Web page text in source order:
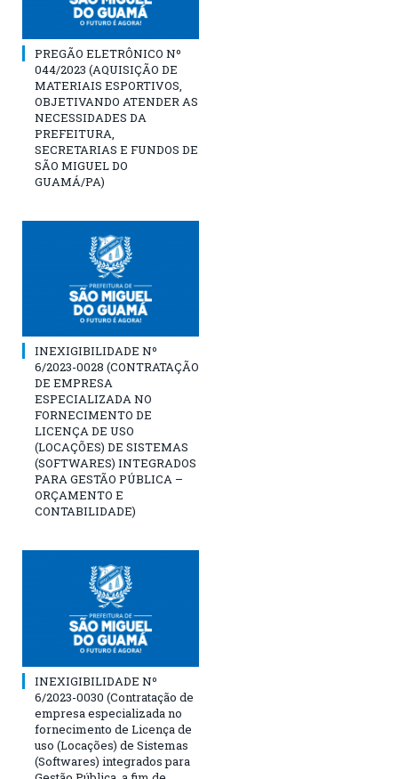
PREGÃO ELETRÔNICO Nº
044/2023 (AQUISIÇÃO DE
MATERIAIS ESPORTIVOS,
OBJETIVANDO ATENDER AS
NECESSIDADES DA
PREFEITURA,
SECRETARIAS E FUNDOS DE
SÃO MIGUEL DO
GUAMÁ/PA)
INEXIGIBILIDADE Nº
6/2023-0028 (CONTRATAÇÃO
DE EMPRESA
ESPECIALIZADA NO
FORNECIMENTO DE
LICENÇA DE USO
(LOCAÇÕES) DE SISTEMAS
(SOFTWARES) INTEGRADOS
PARA GESTÃO PÚBLICA –
ORÇAMENTO E
CONTABILIDADE)
INEXIGIBILIDADE Nº
6/2023-0030 (Contratação de
empresa especializada no
fornecimento de Licença de
uso (Locações) de Sistemas
(Softwares) integrados para